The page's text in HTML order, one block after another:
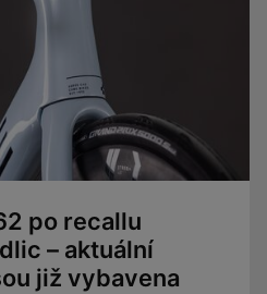
po recallu
– aktuální
již vybavena